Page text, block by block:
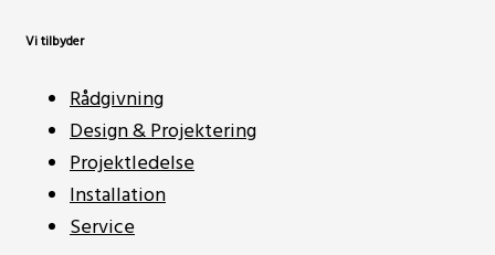
Vi tilbyder
Rådgivning
Design & Projektering
Projektledelse
Installation
Service